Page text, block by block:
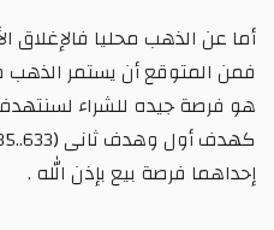
أما عن الذهب محليا فالإغلاق
فمن المتوقع أن يستمر الذهب
إحداهما فرصة بيع بإذن الله .